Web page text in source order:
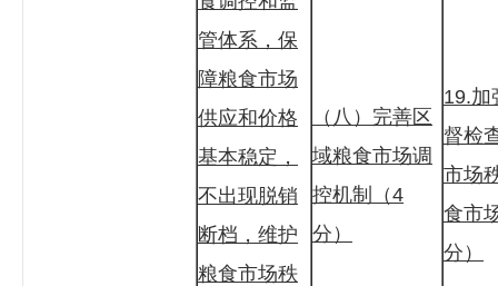
管体系，保
障粮食市场
供应和价格
基本稳定，
不出现脱销
断档，维护
粮食市场秩
（八）完善区
域粮食市场调
控机制（4
分）
19.加
督检
市场
食市
分）